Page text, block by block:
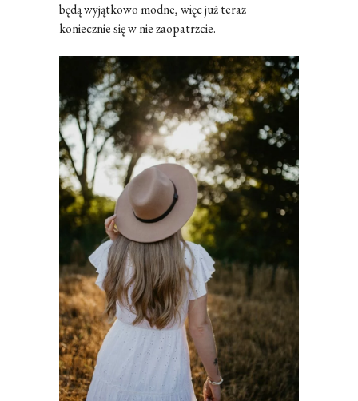
będą wyjątkowo modne, więc już teraz
koniecznie się w nie zaopatrzcie.